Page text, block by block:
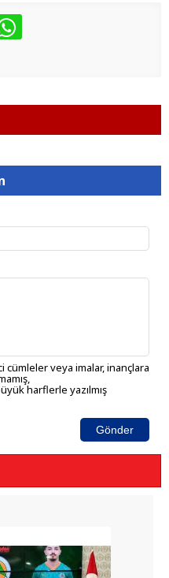
cümleler veya imalar, inançlara
harflerle yazılmış
Gönder